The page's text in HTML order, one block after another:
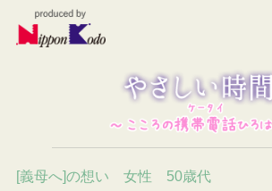
[義母へ]の想い 女性 50歳代